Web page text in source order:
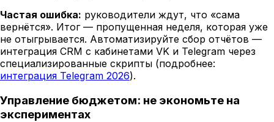
Частая ошибка: руководители ждут, что «сама
вернётся». Итог — пропущенная неделя, которая уже
не отыгрывается. Автоматизируйте сбор отчётов —
интеграция CRM с кабинетами VK и Telegram через
специализированные скрипты (подробнее:
интеграция Telegram 2026).
Управление бюджетом: не экономьте на
экспериментах